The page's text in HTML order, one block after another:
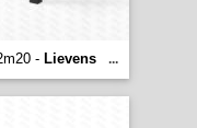
- Lievens ...